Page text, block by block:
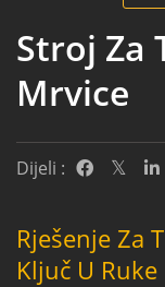
Stroj Za
Mrvice
Dijeli :
Rješenje Za
Ključ U